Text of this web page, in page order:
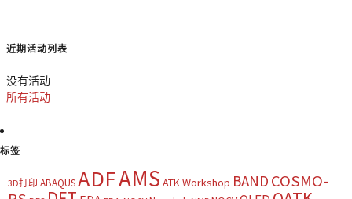
近期活动列表
没有活动
所有活动
标签
3D打印 ABAQUSADFAMS ATK Workshop BAND COSMO-